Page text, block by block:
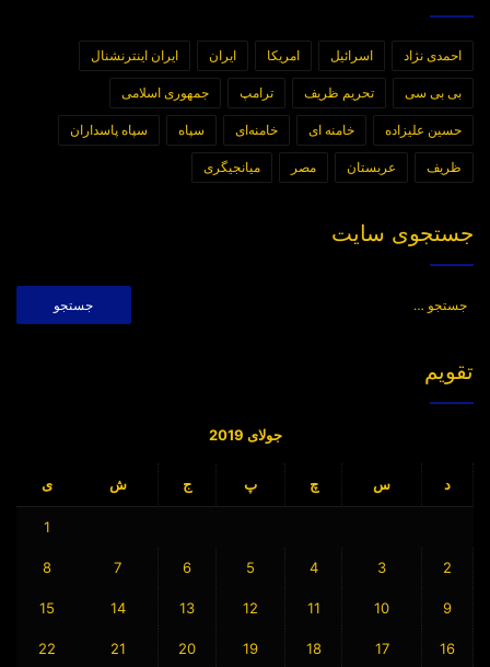
احمدی نژاد اسرائیل امریکا ایران ایران اینترنشنال
بی بی سی تحریم ظریف ترامپ جمهوری اسلامی
حسین علیزاده خامنه ای خامنه‌ای سپاه سپاه پاسداران
ظریف عربستان مصر میانجیگری
جستجوی سایت
تقویم
جولای 2019
د س چ پ ج ش ی
1
2
3
4
5
6
7
8
9
10
11
12
13
14
15
16
17
18
19
20
21
22